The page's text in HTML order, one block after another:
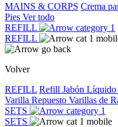
MAINS & CORPS Crema
Pies Ver todo
REFILL
REFILL
Volver
REFILL Refill Jabón Líquido
Varilla Repuesto Varillas de
SETS
SETS